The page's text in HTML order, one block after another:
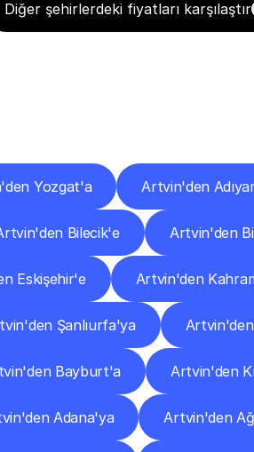
Diğer şehirlerdeki fiyatları karşılaştır
Yozgat'a Artvin'den
Bilecik'e Artvin'den
Eskişehir'e Artvin'den
Şanlıurfa'ya
Bayburt'a Artvin'den
Adana'ya Artvin'den